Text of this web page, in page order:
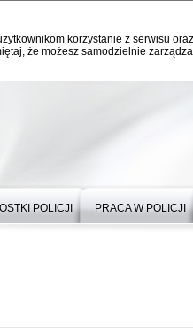
korzystanie z serwisu
że możesz samodzielnie
POLICJI PRACA W POLICJI